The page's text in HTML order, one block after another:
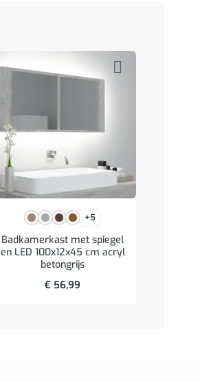
+5
Badkamerkast met spiegel
en LED 100x12x45 cm acryl
betongrijs
€ 56,99